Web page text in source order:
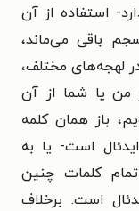
استفاده از آن
باقی می‌ماند،
لهجه‌های مختلف،
من یا شما از آن
باز همان کلمه
است- یا به
تمام کلمات چنین
است. برخلاف